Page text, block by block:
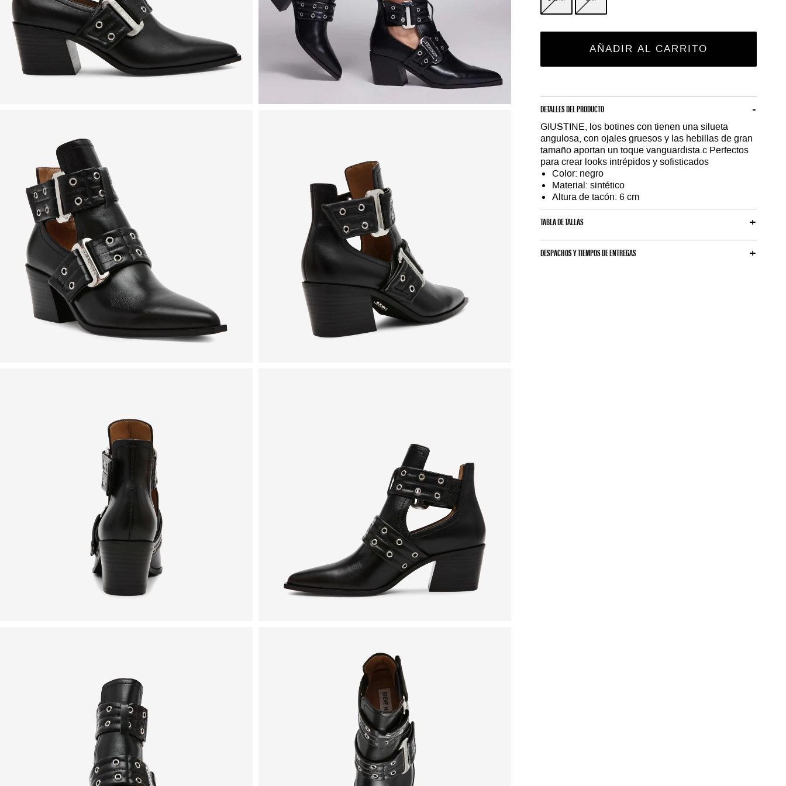
AÑADIR AL CARRITO
DETALLES DEL PRODUCTO
GIUSTINE, los botines con tienen una silueta
angulosa, con ojales gruesos y las hebillas de gran
tamaño aportan un toque vanguardista.c Perfectos
para crear looks intrépidos y sofisticados
Color: negro
Material: sintético
Altura de tacón: 6 cm
TABLA DE TALLAS
DESPACHOS Y TIEMPOS DE ENTREGAS